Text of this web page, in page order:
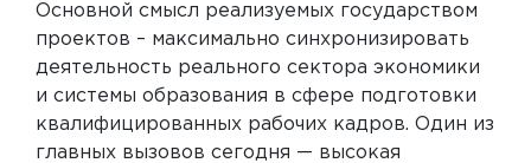
Основной смысл реализуемых государством
проектов – максимально синхронизировать
деятельность реального сектора экономики
и системы образования в сфере подготовки
квалифицированных рабочих кадров. Один из
главных вызовов сегодня — высокая